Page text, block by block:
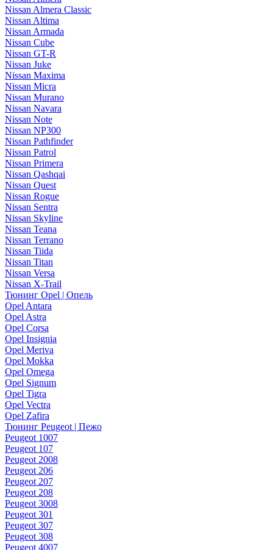
Nissan Almera Classic
Nissan Altima
Nissan Armada
Nissan Cube
Nissan GT-R
Nissan Juke
Nissan Maxima
Nissan Micra
Nissan Murano
Nissan Navara
Nissan Note
Nissan NP300
Nissan Pathfinder
Nissan Patrol
Nissan Primera
Nissan Qashqai
Nissan Quest
Nissan Rogue
Nissan Sentra
Nissan Skyline
Nissan Teana
Nissan Terrano
Nissan Tiida
Nissan Titan
Nissan Versa
Nissan X-Trail
Тюнинг Opel | Опель
Opel Antara
Opel Astra
Opel Corsa
Opel Insignia
Opel Meriva
Opel Mokka
Opel Omega
Opel Signum
Opel Tigra
Opel Vectra
Opel Zafira
Тюнинг Peugeot | Пежо
Peugeot 1007
Peugeot 107
Peugeot 2008
Peugeot 206
Peugeot 207
Peugeot 208
Peugeot 3008
Peugeot 301
Peugeot 307
Peugeot 308
Peugeot 4007